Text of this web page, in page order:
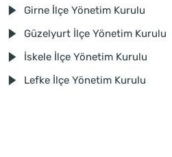
Girne İlçe Yönetim Kurulu
Güzelyurt İlçe Yönetim Kurulu
İskele İlçe Yönetim Kurulu
Lefke İlçe Yönetim Kurulu